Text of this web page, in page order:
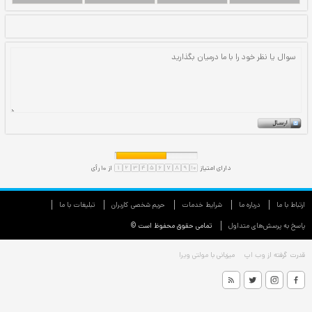
ارتباط با ما درباره ما شرایط خدمات حريم شخصی كاربران تبليغات با ما
پاسخ به پرسش‌های متداول تمامی حقوق محفوظ است ©
قدرت گرفته از وب اپ میزبانی با مولتی ویرا